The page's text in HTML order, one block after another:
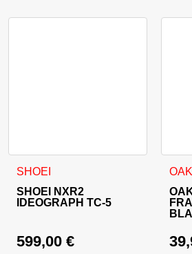
SHOEI
SHOEI NXR2
IDEOGRAPH TC-5
599,00 €
Ta izdelek ima več različic.